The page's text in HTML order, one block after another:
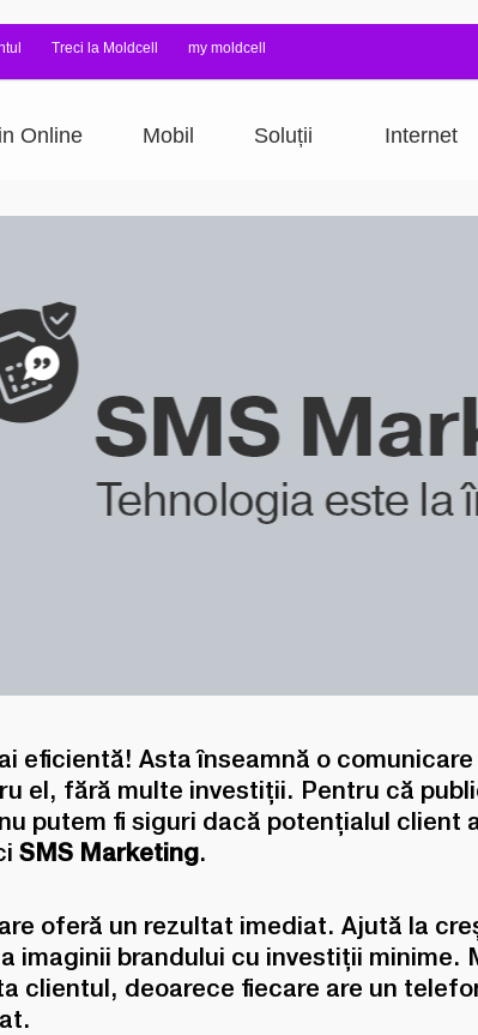
Treci la Moldcell my moldcell
Online Mobil Soluții Internet
eficientă! Asta înseamnă o
el, fără multe investiții. Pentru că
putem fi siguri dacă potențialul client
SMS Marketing.
oferă un rezultat imediat. Ajută la
imaginii brandului cu investiții minime.
clientul, deoarece fiecare are un